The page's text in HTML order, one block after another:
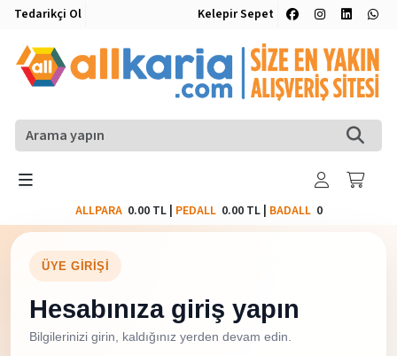
Tedarikçi Ol Kelepir Sepet
ALLPARA 0.00 TL| PEDALL 0.00 TL| BADALL0
ÜYE GIRIŞI
Hesabınıza giriş yapın
Bilgilerinizi girin, kaldığınız yerden devam edin.